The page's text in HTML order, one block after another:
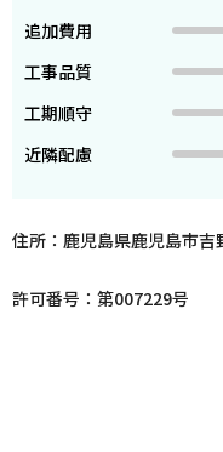
追加費用
工事品質
工期順守
近隣配慮
住所：鹿児島県鹿児島市吉
許可番号：第007229号